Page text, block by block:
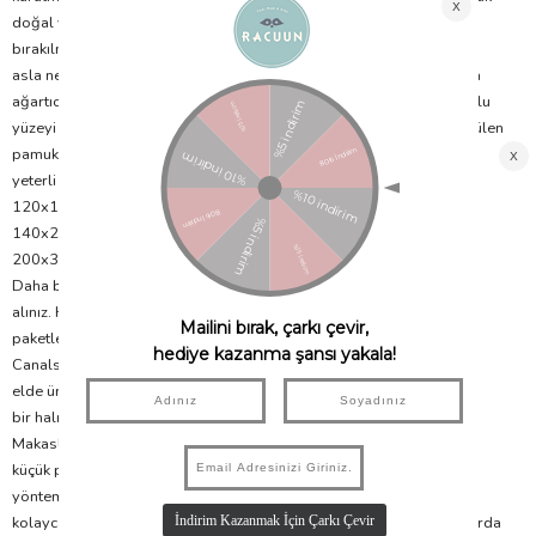
doğal yollarla kurutmaya bırakabilirsiniz. Ancak direk güneş altında
bırakılmamalıdır. Nem, renk akmasına sebep olabileceği için halınızı
asla nemli şekilde makine içerisinde bırakmayınız. Yıkama esnasında
ağartıcı, çamaşır suyu katkılı deterjan kullanmaktan sakınınız. Pamuklu
yüzeyi dışarda tutarak makineye yerleştirmek yıkama sırasında dökülen
pamukların suyla atılmasını sağlayacaktır. Makinenizin halı yıkamak için
yeterli yer kapasitesi olduğundan emin olunuz.
120x160 cm halılar min 6kg kapasite
140x200 cm halılar min. 9 kg
200x300 cm kilimler 10 kg kapasiteye ihtiyaç duyar.
Daha büyük halılar için profesyonel kuru temizlemeden destek
alınız. Halılarımız kalite standartları gereği yıkanarak
paketleniyor. Halınızda pamuklanma olursa endişelenmeyin. Lorena
Canals Halılarımız %100 doğaldır ve zanaatkarlar tarafından tamamen
elde üretilmektedir, bu nedenle hav dökülmesi normal bir süreçtir. Her
bir halı elde dokunur ve son dokunuşları makas yardımıyla yapılır.
Makasla fazla tüylerin kesilmesi sırasında, dokuma aralarında artan
küçük pamuk iplikler kalabilir. Havı önleyebilmek için, kuru fırçalama
yöntemini öneriyoruz, bu sayede aralarda kalan fazla pamuklar
kolayca çıkacaktır. Ayrıca halınızı kullanmaya başladığınız ilk haftalarda